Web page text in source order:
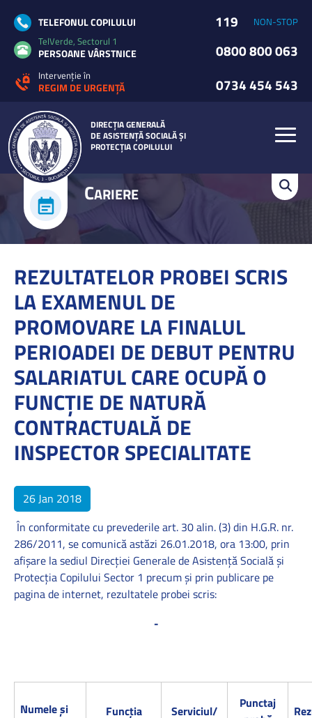
DIRECȚIA GENERALĂ
DE ASISTENȚĂ SOCIALĂ ȘI
PROTECȚIA COPILULUI
TELEFONUL COPILULUI 119
NON-STOP
TelVerde, Sectorul 1
PERSOANE VÂRSTNICE 0800 800 063
Intervenție în
REGIM DE URGENȚĂ 0734 454 543
CARIERE
REZULTATELOR PROBEI SCRIS
LA EXAMENUL DE
PROMOVARE LA FINALUL
PERIOADEI DE DEBUT PENTRU
SALARIATUL CARE OCUPĂ O
FUNCȚIE DE NATURĂ
CONTRACTUALĂ DE
INSPECTOR SPECIALITATE
26 Jan 2018
În conformitate cu prevederile art. 30 alin. (3) din H.G.R. nr.
286/2011, se comunică astăzi 26.01.2018, ora 13:00, prin
afişare la sediul Direcţiei Generale de Asistenţă Socială şi
Protecţia Copilului Sector 1 precum şi prin publicare pe
pagina de internet, rezultatele probei scris:
-
Numele şi
Funcţia
Serviciul/
Punctaj